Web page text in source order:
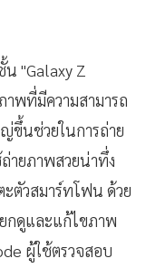
"Galaxy Z
พที่มีความสามารถ
ขึ้นช่วยในการถ่าย
ายภาพสวยน่าทึ่ง
ะตัวสมาร์ทโฟน ด้วย
กดูและแก้ไขภาพ
ผู้ใช้ตรวจสอบ